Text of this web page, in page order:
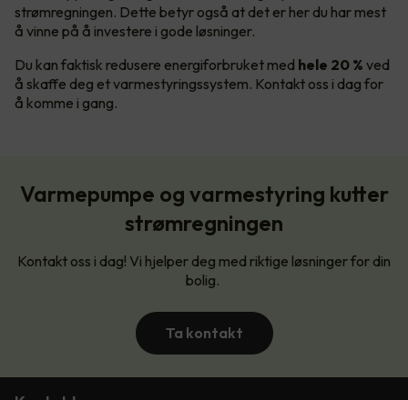
strømregningen. Dette betyr også at det er her du har mest
å vinne på å investere i gode løsninger.
Du kan faktisk redusere energiforbruket med hele 20 % ved
å skaffe deg et varmestyringssystem. Kontakt oss i dag for
å komme i gang.
Varmepumpe og varmestyring kutter
strømregningen
Kontakt oss i dag! Vi hjelper deg med riktige løsninger for din
bolig.
Ta kontakt